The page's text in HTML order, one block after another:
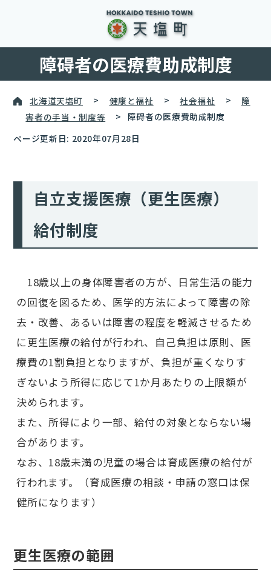
障碍者の医療費助成制度
北海道天塩町 > 健康と福祉 > 社会福祉 >
障
害者の手当・制度等
>
障碍者の医療費助成制度
ページ更新日: 2020年07月28日
自立支援医療（更生医療）
給付制度
18歳以上の身体障害者の方が、日常生活の能力
の回復を図るため、医学的方法によって障害の除
去・改善、あるいは障害の程度を軽減させるため
に更生医療の給付が行われ、自己負担は原則、医
療費の1割負担となりますが、負担が重くなりす
ぎないよう所得に応じて1か月あたりの上限額が
決められます。
また、所得により一部、給付の対象とならない場
合があります。
なお、18歳未満の児童の場合は育成医療の給付が
行われます。（育成医療の相談・申請の窓口は保
健所になります）
更生医療の範囲